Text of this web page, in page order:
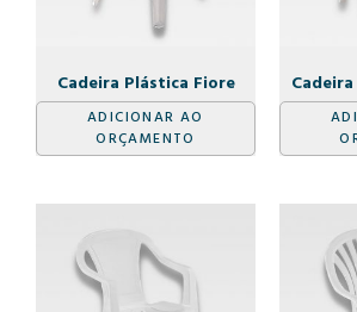
Cadeira Plástica Fiore
ADICIONAR AO
ORÇAMENTO